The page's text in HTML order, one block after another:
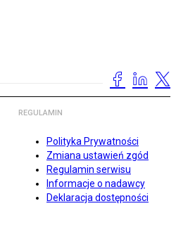
REGULAMIN
Polityka Prywatności
Zmiana ustawień zgód
Regulamin serwisu
Informacje o nadawcy
Deklaracja dostępności